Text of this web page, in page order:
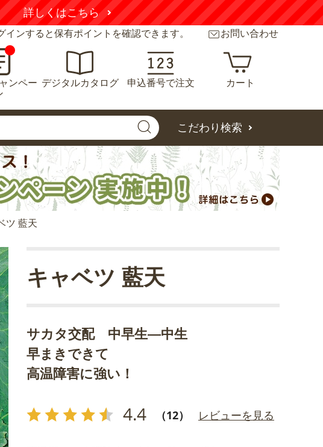
詳しくはこちら
ンすると保有ポイントを確認できます。 お問い合わせ
ンペー デジタルカタログ 申込番号で注文 カート
こだわり検索
ツ 藍天
サカタ交配 中早生―中生
早まきできて
高温障害に強い！
4.4 （12） レビューを見る
キャベツ 藍天